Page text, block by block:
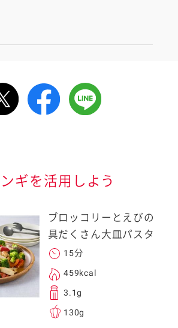
ギを活用しよう
ブロッコリーとえびの
具だくさん大皿パスタ
15分
459kcal
3.1g
130g